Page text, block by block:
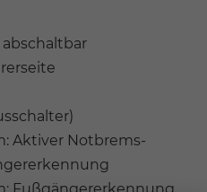
Aktiver Notbrems-